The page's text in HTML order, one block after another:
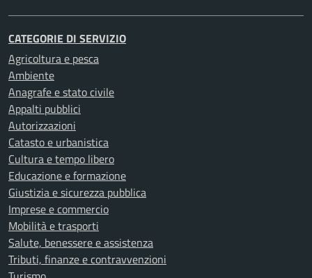
CATEGORIE DI SERVIZIO
Agricoltura e pesca
Ambiente
Anagrafe e stato civile
Appalti pubblici
Autorizzazioni
Catasto e urbanistica
Cultura e tempo libero
Educazione e formazione
Giustizia e sicurezza pubblica
Imprese e commercio
Mobilità e trasporti
Salute, benessere e assistenza
Tributi, finanze e contravvenzioni